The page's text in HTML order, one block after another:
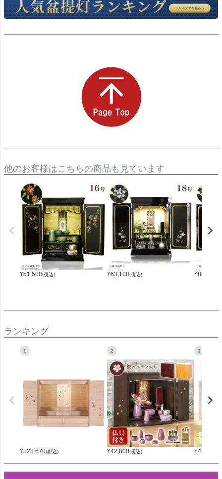
他のお客様はこちらの商品も見ています
¥51,500(税込) ¥63,100(税込) ¥83,500
ランキング
1
¥323,670(税込)
2
¥42,800(税込)
3
¥42,800